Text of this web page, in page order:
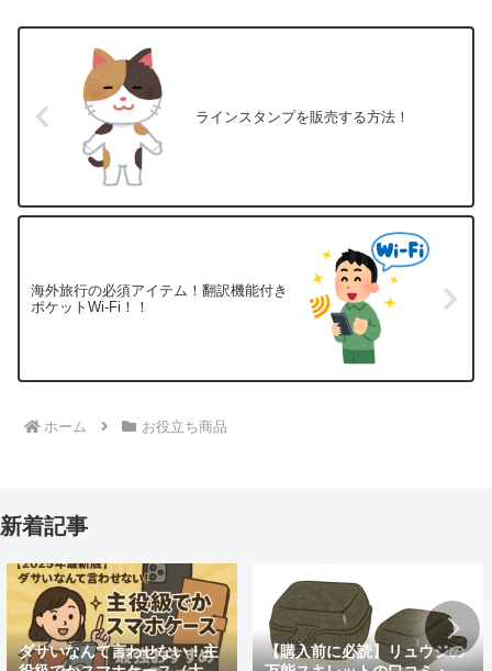
ラインスタンプを販売する方法！
海外旅行の必須アイテム！翻訳機能付き
ポケットWi-Fi！！
ホーム お役立ち商品
新着記事
ダサいなんて言わせない！主
【購入前に必読】リュウジの